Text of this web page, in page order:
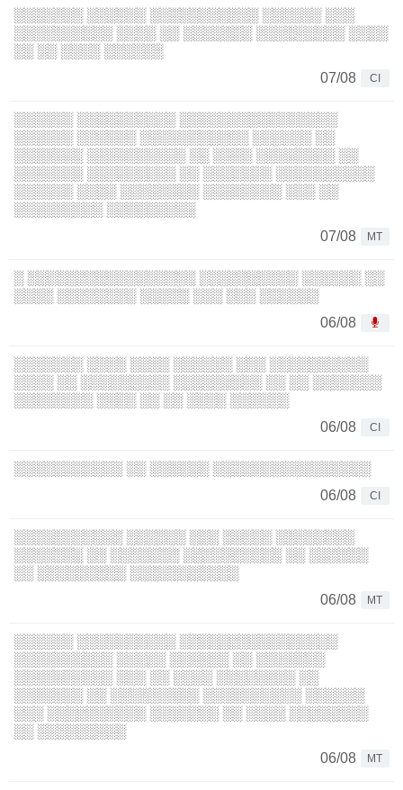
░░░░░░░ ░░░░░░ ░░░░░░░░░░░ ░░░░░░ ░░░
░░░░░░░░░░ ░░░░ ░░ ░░░░░░░ ░░░░░░░░░ ░░░░
░░ ░░ ░░░░ ░░░░░░
07/08
CI
░░░░░░ ░░░░░░░░░░ ░░░░░░░░░░░░░░░░
░░░░░░ ░░░░░░ ░░░░░░░░░░░ ░░░░░░ ░░
░░░░░░░ ░░░░░░░░░░ ░░ ░░░░ ░░░░░░░░ ░░
░░░░░░░ ░░░░░░░░░ ░░ ░░░░░░░ ░░░░░░░░░░
░░░░░░ ░░░░ ░░░░░░░░ ░░░░░░░░ ░░░ ░░
░░░░░░░░░ ░░░░░░░░░
07/08
MT
░ ░░░░░░░░░░░░░░░░░ ░░░░░░░░░░ ░░░░░░ ░░
░░░░ ░░░░░░░░ ░░░░░ ░░░ ░░░ ░░░░░░
06/08
░░░░░░░ ░░░░ ░░░░ ░░░░░░ ░░░ ░░░░░░░░░░
░░░░ ░░ ░░░░░░░░░ ░░░░░░░░░ ░░ ░░ ░░░░░░░
░░░░░░░░ ░░░░ ░░ ░░ ░░░░ ░░░░░░
06/08
CI
░░░░░░░░░░░ ░░ ░░░░░░ ░░░░░░░░░░░░░░░░
06/08
CI
░░░░░░░░░░░ ░░░░░░ ░░░ ░░░░░ ░░░░░░░░
░░░░░░░ ░░ ░░░░░░░ ░░░░░░░░░░ ░░ ░░░░░░
░░ ░░░░░░░░░ ░░░░░░░░░░░
06/08
MT
░░░░░░ ░░░░░░░░░░ ░░░░░░░░░░░░░░░░
░░░░░░░░░░ ░░░░░ ░░░░░░ ░░ ░░░░░░░
░░░░░░░░░░ ░░░ ░░ ░░░░ ░░░░░░░░ ░░
░░░░░░░ ░░ ░░░░░░░░░ ░░░░░░░░░░ ░░░░░░
░░░ ░░░░░░░░░░ ░░░░░░░ ░░ ░░░░ ░░░░░░░░
░░ ░░░░░░░░░
06/08
MT